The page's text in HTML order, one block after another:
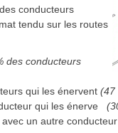
conducteurs
tendu sur les routes
des conducteurs
qui les énervent (47
qui les énerve
un autre